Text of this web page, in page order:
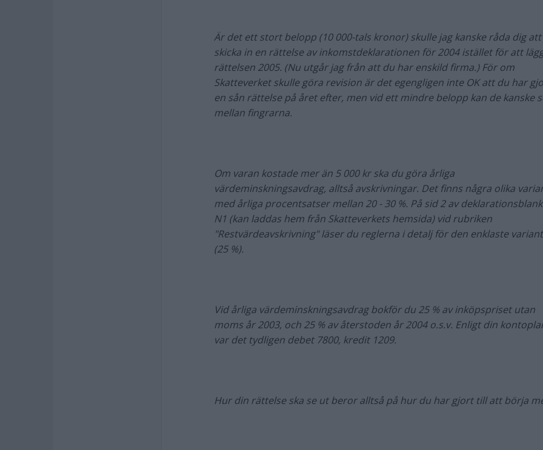
Är det ett stort belopp (10 000-tals kronor) skulle jag kanske råda dig att
skicka in en rättelse av inkomstdeklarationen för 2004 istället för att
rättelsen 2005. (Nu utgår jag från att du har enskild firma.) För om
Skatteverket skulle göra revision är det egengligen inte OK att du har
en sån rättelse på året efter, men vid ett mindre belopp kan de kanske
mellan fingrarna.
Om varan kostade mer än 5 000 kr ska du göra årliga
värdeminskningsavdrag, alltså avskrivningar. Det finns några olika
med årliga procentsatser mellan 20 - 30 %. På sid 2 av
N1 (kan laddas hem från Skatteverkets hemsida) vid rubriken
"Restvärdeavskrivning" läser du reglerna i detalj för den enklaste
(25 %).
Vid årliga värdeminskningsavdrag bokför du 25 % av inköpspriset utan
moms år 2003, och 25 % av återstoden år 2004 o.s.v. Enligt din
var det tydligen debet 7800, kredit 1209.
Hur din rättelse ska se ut beror alltså på hur du har gjort till att börja